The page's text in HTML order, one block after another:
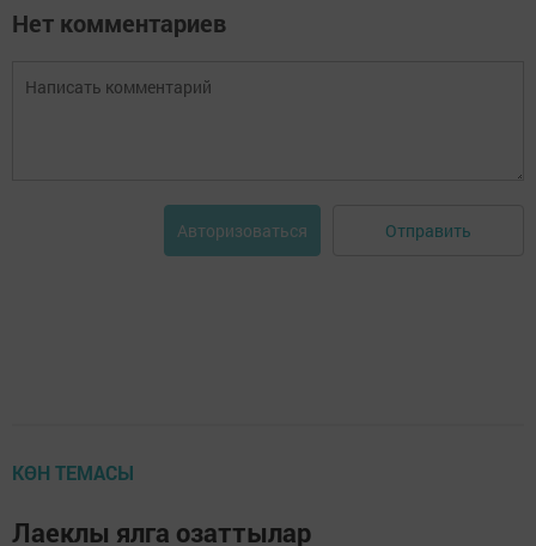
Нет комментариев
Авторизоваться Отправить
КӨН ТЕМАСЫ
Лаеклы ялга озаттылар